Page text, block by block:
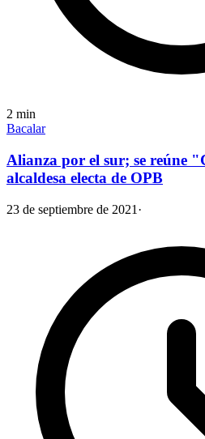
2 min
Bacalar
Alianza por el sur; se reúne
alcaldesa electa de OPB
23 de septiembre de 2021 ·